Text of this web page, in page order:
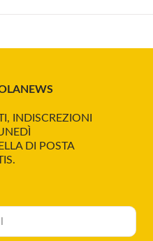
INDISCREZIONI
DI POSTA